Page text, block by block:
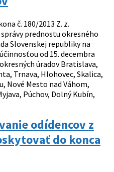
č. 180/2013 Z. z.
prednostu okresného
Slovenskej republiky na
od 15. decembra
úradov Bratislava,
Trnava, Hlohovec, Skalica,
Nové Mesto nad Váhom,
Púchov, Dolný Kubín,
odídencov z
do konca